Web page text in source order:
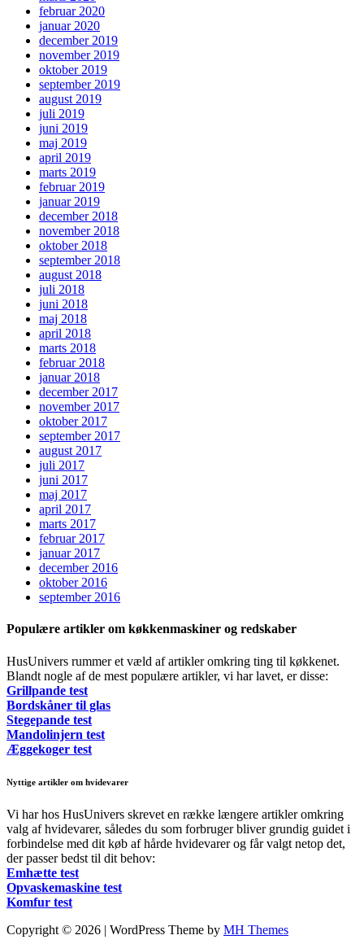
februar 2020
januar 2020
december 2019
november 2019
oktober 2019
september 2019
august 2019
juli 2019
juni 2019
maj 2019
april 2019
marts 2019
februar 2019
januar 2019
december 2018
november 2018
oktober 2018
september 2018
august 2018
juli 2018
juni 2018
maj 2018
april 2018
marts 2018
februar 2018
januar 2018
december 2017
november 2017
oktober 2017
september 2017
august 2017
juli 2017
juni 2017
maj 2017
april 2017
marts 2017
februar 2017
januar 2017
december 2016
oktober 2016
september 2016
Populære artikler om køkkenmaskiner og redskaber
HusUnivers rummer et væld af artikler omkring ting til køkkenet.
Blandt nogle af de mest populære artikler, vi har lavet, er disse:
Grillpande test
Bordskåner til glas
Stegepande test
Mandolinjern test
Æggekoger test
Nyttige artikler om hvidevarer
Vi har hos HusUnivers skrevet en række længere artikler omkring
valg af hvidevarer, således du som forbruger bliver grundig guidet i
forbindelse med dit køb af hårde hvidevarer og får valgt netop det,
der passer bedst til dit behov:
Emhætte test
Opvaskemaskine test
Komfur test
Copyright © 2026 | WordPress Theme by MH Themes